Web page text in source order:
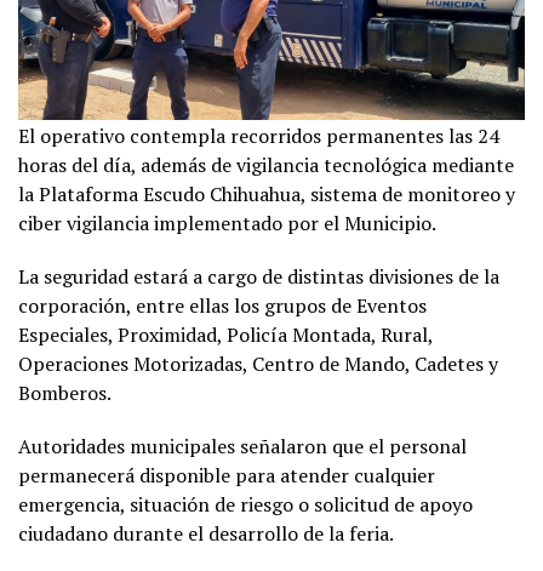
El operativo contempla recorridos permanentes las 24
horas del día, además de vigilancia tecnológica mediante
la Plataforma Escudo Chihuahua, sistema de monitoreo y
ciber vigilancia implementado por el Municipio.
La seguridad estará a cargo de distintas divisiones de la
corporación, entre ellas los grupos de Eventos
Especiales, Proximidad, Policía Montada, Rural,
Operaciones Motorizadas, Centro de Mando, Cadetes y
Bomberos.
Autoridades municipales señalaron que el personal
permanecerá disponible para atender cualquier
emergencia, situación de riesgo o solicitud de apoyo
ciudadano durante el desarrollo de la feria.